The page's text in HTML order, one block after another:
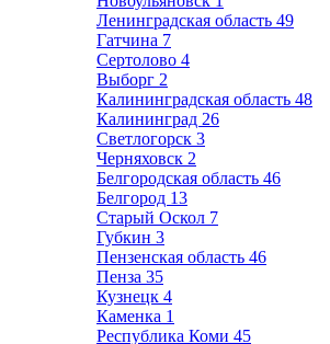
Ленинградская область 49
Гатчина 7
Сертолово 4
Выборг 2
Калининградская область 48
Калининград 26
Светлогорск 3
Черняховск 2
Белгородская область 46
Белгород 13
Старый Оскол 7
Губкин 3
Пензенская область 46
Пенза 35
Кузнецк 4
Каменка 1
Республика Коми 45